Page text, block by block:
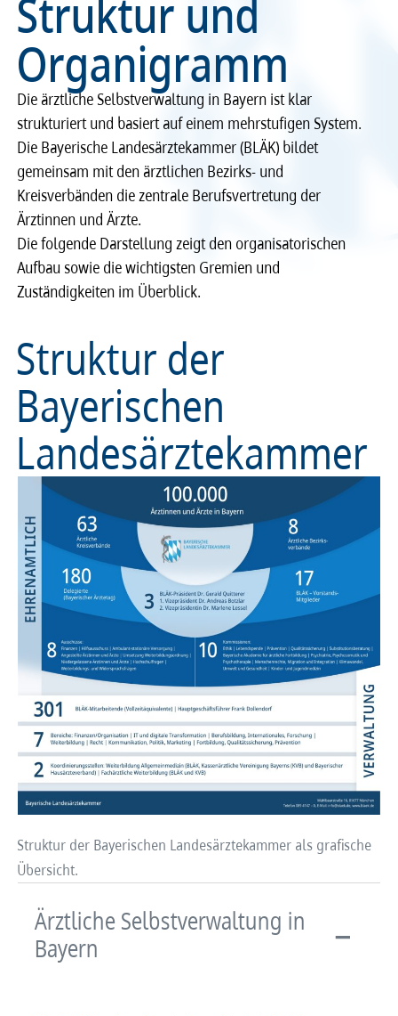
Recht
Service & Kontakt
meineBLÄK
Recht
Service & Kontakt
meineBLÄK
Struktur und
Organigramm
Die ärztliche Selbstverwaltung in Bayern ist klar
strukturiert und basiert auf einem mehrstufigen System.
Die Bayerische Landesärztekammer (BLÄK) bildet
gemeinsam mit den ärztlichen Bezirks- und
Kreisverbänden die zentrale Berufsvertretung der
Ärztinnen und Ärzte.
Die folgende Darstellung zeigt den organisatorischen
Aufbau sowie die wichtigsten Gremien und
Zuständigkeiten im Überblick.
Struktur der
Bayerischen
Landesärztekammer
Struktur der Bayerischen Landesärztekammer als grafische
Übersicht.
Ärztliche Selbstverwaltung in
Bayern